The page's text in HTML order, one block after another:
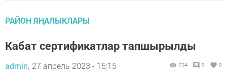
РАЙОН ЯҢАЛЫКЛАРЫ
Кабат сертификатлар тапшырылды
admin, 27 апрель 2023 - 15:15 724 0 0